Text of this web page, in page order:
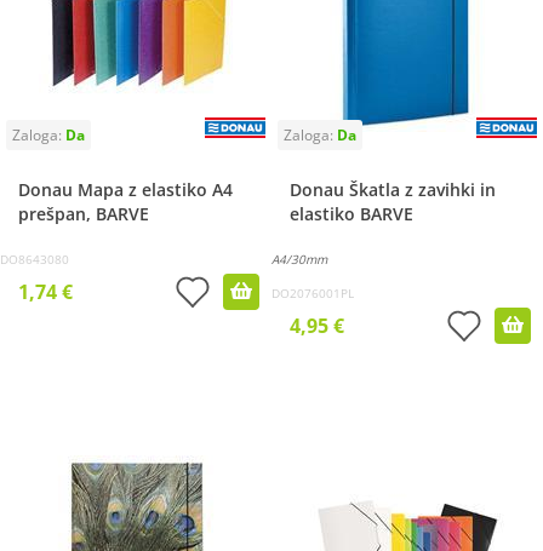
Donau Mapa z elastiko A4
prešpan, BARVE
DO8643080
1,74 €
Donau Škatla z zavihki in
elastiko BARVE
A4/30mm
DO2076001PL
4,95 €